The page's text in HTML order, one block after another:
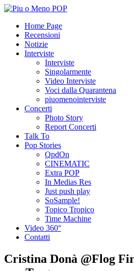
Home Page
Recensioni
Notizie
Interviste
Interviste
Singolarmente
Video Interviste
Voci dalla Quarantena
piuomenointerviste
Concerti
Photo Story
Report Concerti
Talk To
Pop Stories
QpdOn
CINEMATIC
Extra POP
In Medias Res
Just push play
SoSample!
Topico Tropico
Time Machine
Video 360°
Contatti
Cristina Donà @Flog